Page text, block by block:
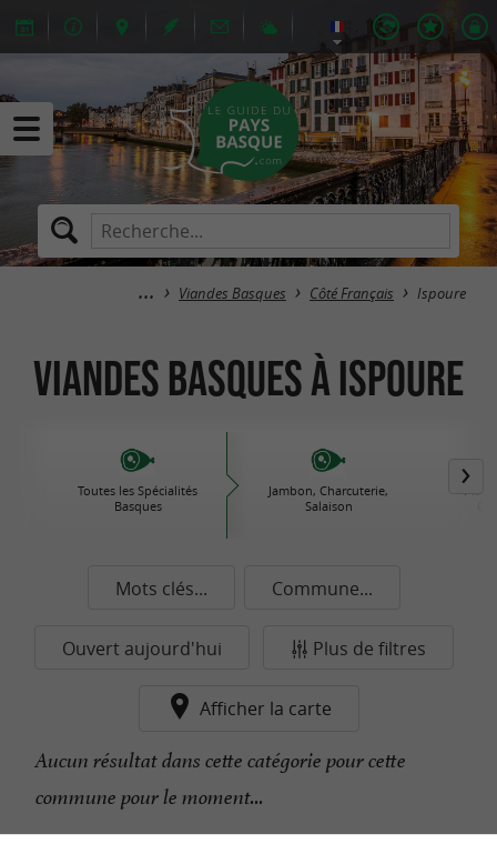
Viandes Basques Côté Français Ispoure
Viandes Basques à Ispoure
Toutes les Spécialités
Basques
Jambon, Charcuterie,
Salaison
Plats
Mots clés... Commune...
Ouvert aujourd'hui Plus de filtres
Afficher la carte
Aucun résultat dans cette catégorie pour cette
commune pour le moment...